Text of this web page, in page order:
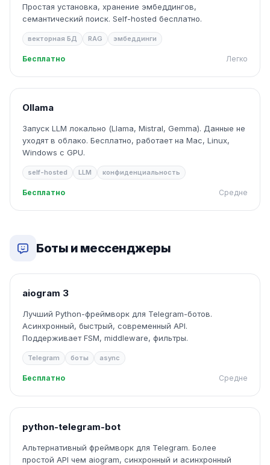
Простая установка, хранение эмбеддингов,
семантический поиск. Self-hosted бесплатно.
векторная БД RAG эмбеддинги
Бесплатно Легко
Ollama
Запуск LLM локально (Llama, Mistral, Gemma). Данные не
уходят в облако. Бесплатно, работает на Mac, Linux,
Windows с GPU.
self-hosted LLM конфиденциальность
Бесплатно Средне
Боты и мессенджеры
aiogram 3
Лучший Python-фреймворк для Telegram-ботов.
Асинхронный, быстрый, современный API.
Поддерживает FSM, middleware, фильтры.
Telegram боты async
Бесплатно Средне
python-telegram-bot
Альтернативный фреймворк для Telegram. Более
простой API чем aiogram, синхронный и асинхронный